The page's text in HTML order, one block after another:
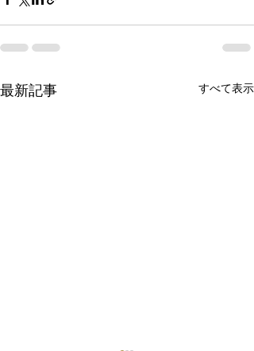
最新記事 すべて表示